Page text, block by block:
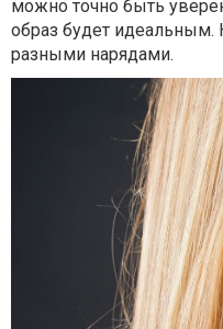
можно точно быть
образ будет
разными нарядами.